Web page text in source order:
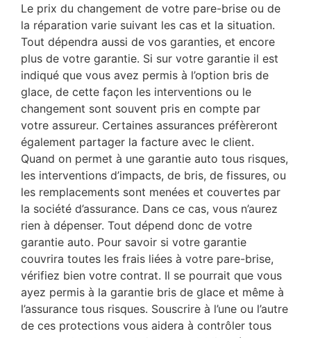
Le prix du changement de votre pare-brise ou de
la réparation varie suivant les cas et la situation.
Tout dépendra aussi de vos garanties, et encore
plus de votre garantie. Si sur votre garantie il est
indiqué que vous avez permis à l’option bris de
glace, de cette façon les interventions ou le
changement sont souvent pris en compte par
votre assureur. Certaines assurances préfèreront
également partager la facture avec le client.
Quand on permet à une garantie auto tous risques,
les interventions d’impacts, de bris, de fissures, ou
les remplacements sont menées et couvertes par
la société d’assurance. Dans ce cas, vous n’aurez
rien à dépenser. Tout dépend donc de votre
garantie auto. Pour savoir si votre garantie
couvrira toutes les frais liées à votre pare-brise,
vérifiez bien votre contrat. Il se pourrait que vous
ayez permis à la garantie bris de glace et même à
l’assurance tous risques. Souscrire à l’une ou l’autre
de ces protections vous aidera à contrôler tous